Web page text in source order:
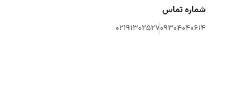
شماره تماس
09304040614
02191302527